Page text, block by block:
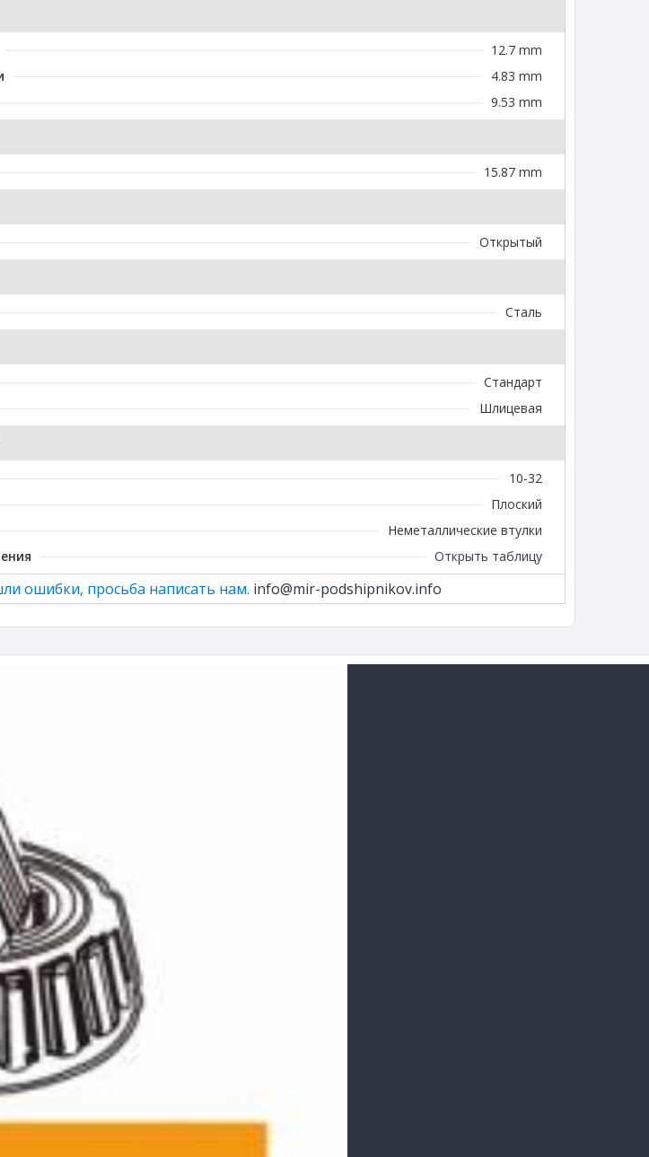
12.7 mm
4.83 mm
9.53 mm
15.87 mm
Открытый
Сталь
Стандарт
Шлицевая
10-32
Плоский
Неметаллические втулки
Открыть таблицу
ошибки, просьба написать нам. info@mir-podshipnikov.info